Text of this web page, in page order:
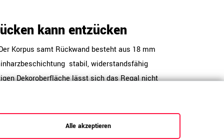
kann entzücken
Korpus samt Rückwand besteht aus 18 mm
 stabil, widerstandsfähig
Dekoroberfläche lässt sich das Regal nicht
Alle akzeptieren